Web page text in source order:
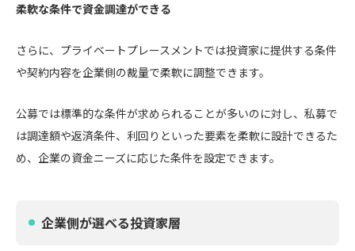
柔軟な条件で資金調達ができる
さらに、プライベートプレースメントでは投資家に提供する条件
や契約内容を企業側の裁量で柔軟に調整できます。
公募では標準的な条件が求められることが多いのに対し、私募で
は調達額や返済条件、利回りといった要素を柔軟に設計できるた
め、企業の資金ニーズに応じた条件を設定できます。
企業側が選べる投資家層